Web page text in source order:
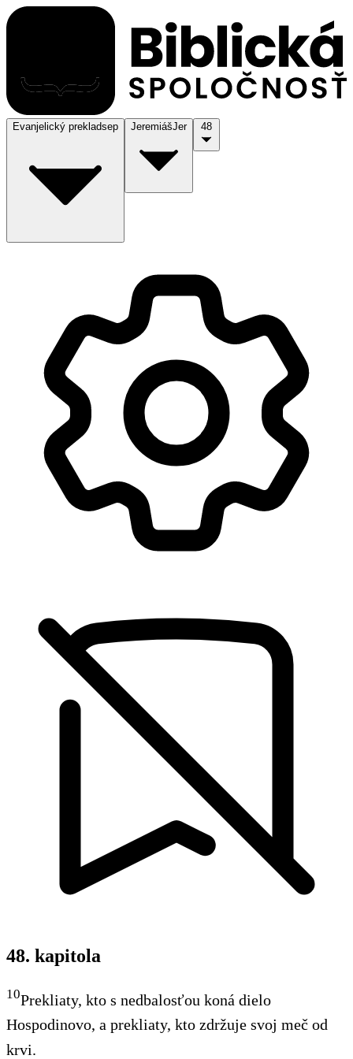
Evanjelický prekladsep JeremiášJer
48. kapitola
10Prekliaty, kto s nedbalosťou koná dielo
Hospodinovo, a prekliaty, kto zdržuje svoj meč od
krvi.